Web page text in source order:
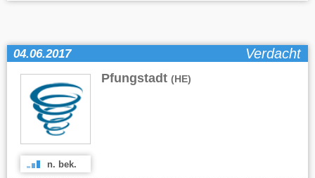
04.06.2017 Verdacht
Pfungstadt (HE)
n. bek.